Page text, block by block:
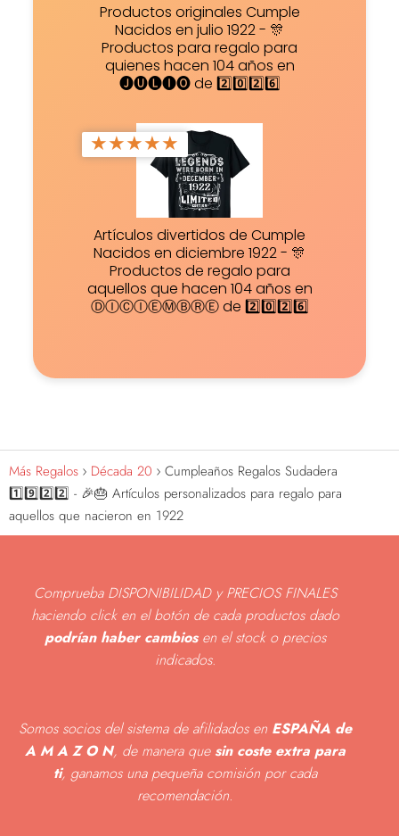
Productos originales Cumple
Nacidos en julio 1922 - 🎊
Productos para regalo para
quienes hacen 104 años en
🅙🅤🅛🅘🅞 de 2️⃣0️⃣2️⃣6️⃣
★★★★★
Artículos divertidos de Cumple
Nacidos en diciembre 1922 - 🎊
Productos de regalo para
aquellos que hacen 104 años en
ⒹⒾⒸⒾⒺⓂⒷⓇⒺ de 2️⃣0️⃣2️⃣6️⃣
Más Regalos Década 20
Cumpleaños Regalos Sudadera
1️⃣9️⃣2️⃣2️⃣ - 🎉🎂 Artículos personalizados para regalo para
aquellos que nacieron en 1922
Comprueba DISPONIBILIDAD y PRECIOS FINALES
haciendo click en el botón de cada productos dado
podrían haber cambiosen el stock o precios
indicados.
Somos socios del sistema de afilidados en ESPAÑA de
A M A Z O N, de manera que sin coste extra para
ti, ganamos una pequeña comisión por cada
recomendación.